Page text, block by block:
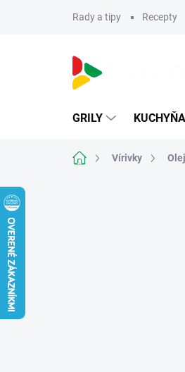
Rady a tipy Recepty
GRILY KUCHYŇA
DomovVírivky